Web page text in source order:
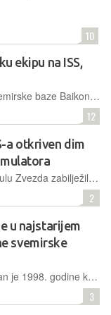
10
ekipu na ISS,
Roscosmos je iz svoje svemirske baze Baikonur u Kazahstanu lansirao raketu koja će na Međunarodnu svemirsku postaju prevesti jednog kozmonauta, producenta i glumicu. Tamo će se zadržati 12 dana
12
a otkriven dim
Senzori u servisnom modulu Zvezda zabilježili su prisutnost dima, a posada Međunarodne svemirske postaje osjetila je miris spaljene plastike ovoga četvrtka. Većih problema, srećom, nije bilo
2
u najstarijem
svemirske
Modul Zora (Zarja) lansiran je 1998. godine kao prvi modul tada nove svemirske postaje. Sada su kozmonauti otkrili nekoliko površinskih pukotina za koje se plaše da bi se mogle proširiti
3